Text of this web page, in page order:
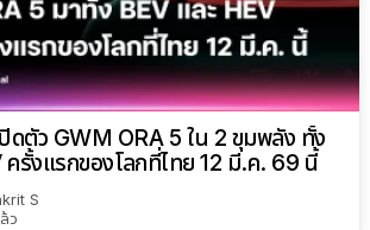
ดตัว GWM ORA 5 ใน 2 ขุมพลัง ทั้ง
ครั้งแรกของโลกที่ไทย 12 มี.ค. 69 นี้
S
ว